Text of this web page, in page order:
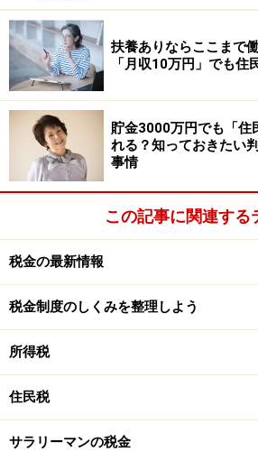
ふるさと納税額が全額控除される
が影響を与えるため、このような区
なぜなら、ふるさと納税の上限額を
ういった「所得控除」が適用され
となるためです。家族構成別にみる
得控除が適用される・されないこと
「独身又は共働き」……配偶者（
除も適用がない
「夫婦」……配偶者（特別）控
「高校生」……「16歳から18歳
受けられる
扶養ありならここまで
「月収10万円」でも住
貯金3000万円でも「住
れる？知っておきたい
事情
この記事に関連する
税金の最新情報
税金制度のしくみを整理しよう
所得税
住民税
サラリーマンの税金